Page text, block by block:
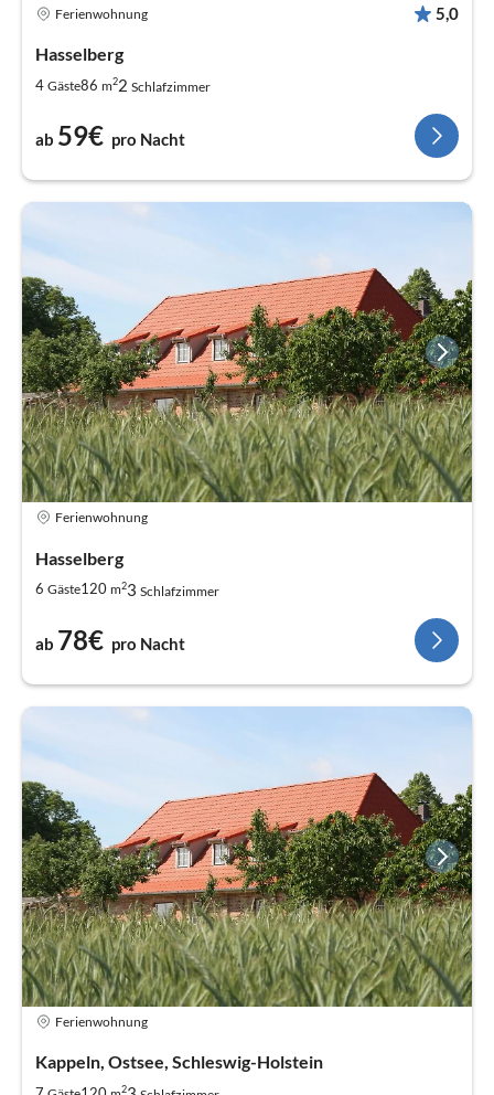
Ferienwohnung 5,0
Hasselberg
4 Gäste86 m22 Schlafzimmer
ab 59€ pro Nacht
Ferienwohnung
Hasselberg
6 Gäste120 m23 Schlafzimmer
ab 78€ pro Nacht
Ferienwohnung
Kappeln, Ostsee, Schleswig-Holstein
2